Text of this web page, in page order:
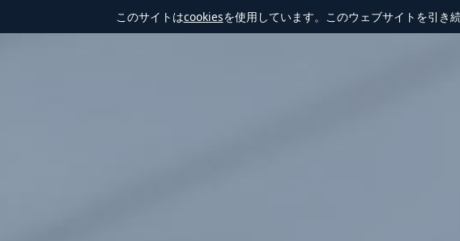
このサイトはcookiesを使用しています。このウェブサイトを引き